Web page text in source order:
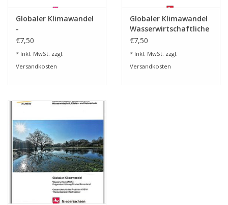
Globaler Klimawandel
-
Wasserwirtschaftliche
für das Binnenland
(OG 45)
€7,50
* Inkl. MwSt. zzgl.
Versandkosten
Globaler Klimawandel
Wasserwirtschaftliche
Folgenabschätzung
(OG 42)
€7,50
* Inkl. MwSt. zzgl.
Versandkosten